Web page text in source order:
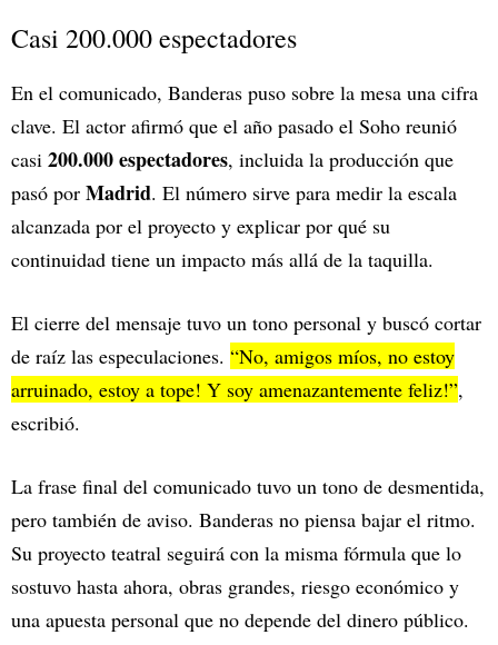
Casi 200.000 espectadores
En el comunicado, Banderas puso sobre la mesa una cifra
clave. El actor afirmó que el año pasado el Soho reunió
casi 200.000 espectadores, incluida la producción que
pasó por Madrid. El número sirve para medir la escala
alcanzada por el proyecto y explicar por qué su
continuidad tiene un impacto más allá de la taquilla.
El cierre del mensaje tuvo un tono personal y buscó cortar
de raíz las especulaciones. “No, amigos míos, no estoy
arruinado, estoy a tope! Y soy amenazantemente feliz!”,
escribió.
La frase final del comunicado tuvo un tono de desmentida,
pero también de aviso. Banderas no piensa bajar el ritmo.
Su proyecto teatral seguirá con la misma fórmula que lo
sostuvo hasta ahora, obras grandes, riesgo económico y
una apuesta personal que no depende del dinero público.